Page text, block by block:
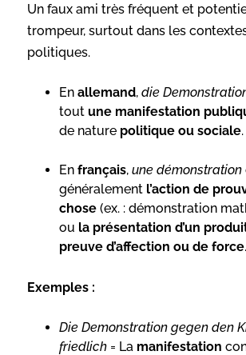
Un faux ami très fréquent et
trompeur, surtout dans les
politiques.
En allemand, die
tout une manifestation
de nature politique ou sociale.
En français, une démonstration
généralement l’action de
chose (ex. : démonstration
ou la présentation d’un
preuve d’affection ou de force.
Exemples :
Die Demonstration gegen den
friedlich = La manifestation